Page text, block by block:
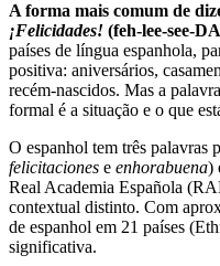
A forma mais comum de
¡Felicidades! (feh-lee-see-
países de língua espanhola,
positiva: aniversários,
recém-nascidos. Mas a
formal é a situação e o que
O espanhol tem três palavras
felicitaciones e enhorabuena)
Real Academia Española
contextual distinto. Com
de espanhol em 21 países
significativa.